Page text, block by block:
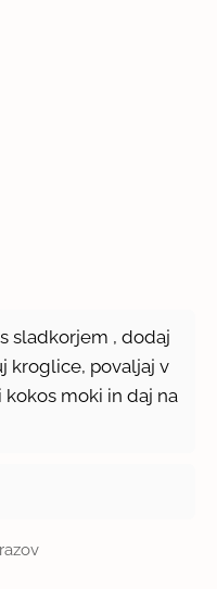
sladkorjem , dodaj
kroglice, povaljaj v
moki in daj na